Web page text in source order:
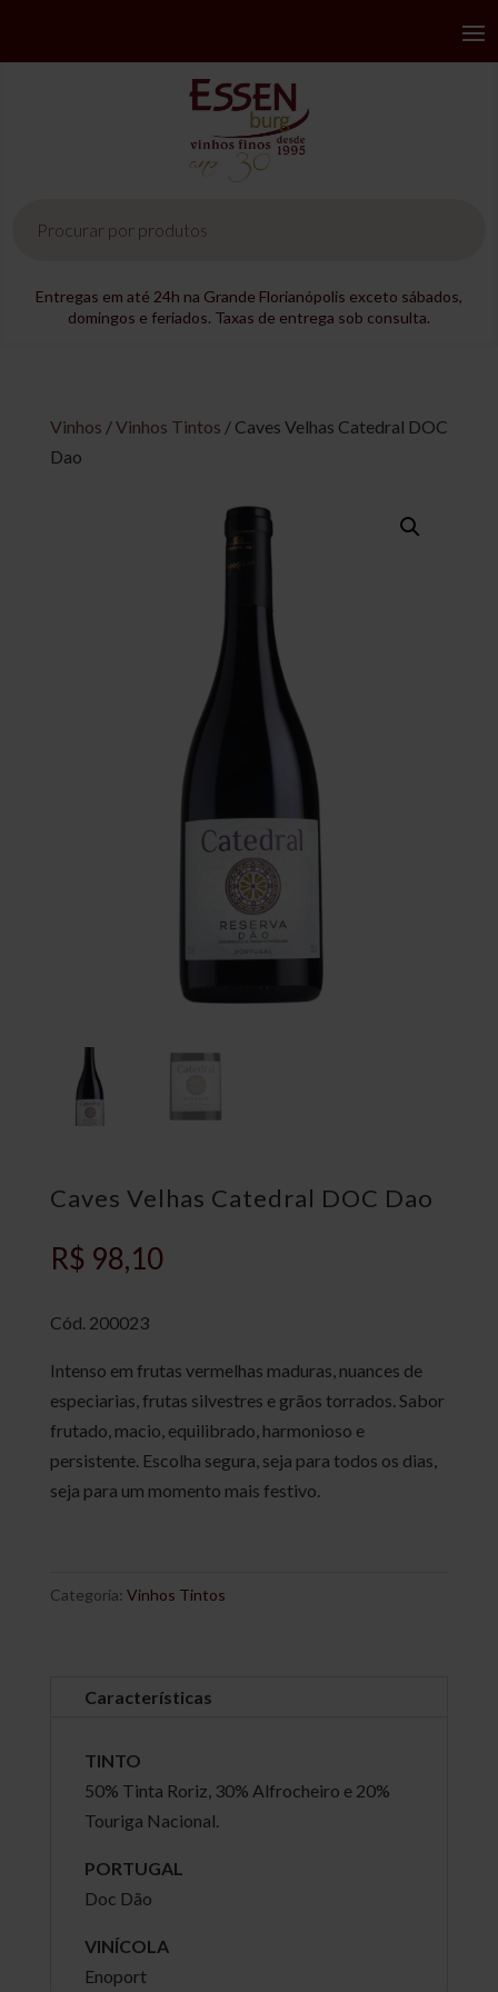
produtos
Entregas em até 24h na Grande Florianópolis exceto sábados,
domingos e feriados. Taxas de entrega sob consulta.
Vinhos /Vinhos Tintos / Caves Velhas Catedral DOC
Dao
Caves Velhas Catedral DOC Dao
R$ 98,10
Cód. 200023
Intenso em frutas vermelhas maduras, nuances de
especiarias, frutas silvestres e grãos torrados. Sabor
frutado, macio, equilibrado, harmonioso e
persistente. Escolha segura, seja para todos os dias,
seja para um momento mais festivo.
Categoria: Vinhos Tintos
Características
TINTO
50% Tinta Roriz, 30% Alfrocheiro e 20%
Touriga Nacional.
PORTUGAL
Doc Dão
VINÍCOLA
Enoport